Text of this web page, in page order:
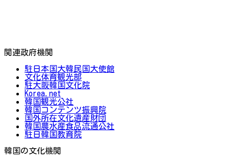
関連政府機関
駐日本国大韓民国大使館
文化体育観光部
駐大阪韓国文化院
Korea.net
韓国観光公社
韓国コンテンツ振興院
国外所在文化遺産財団
韓国農水産食品流通公社
駐日韓国教育院
韓国の文化機関